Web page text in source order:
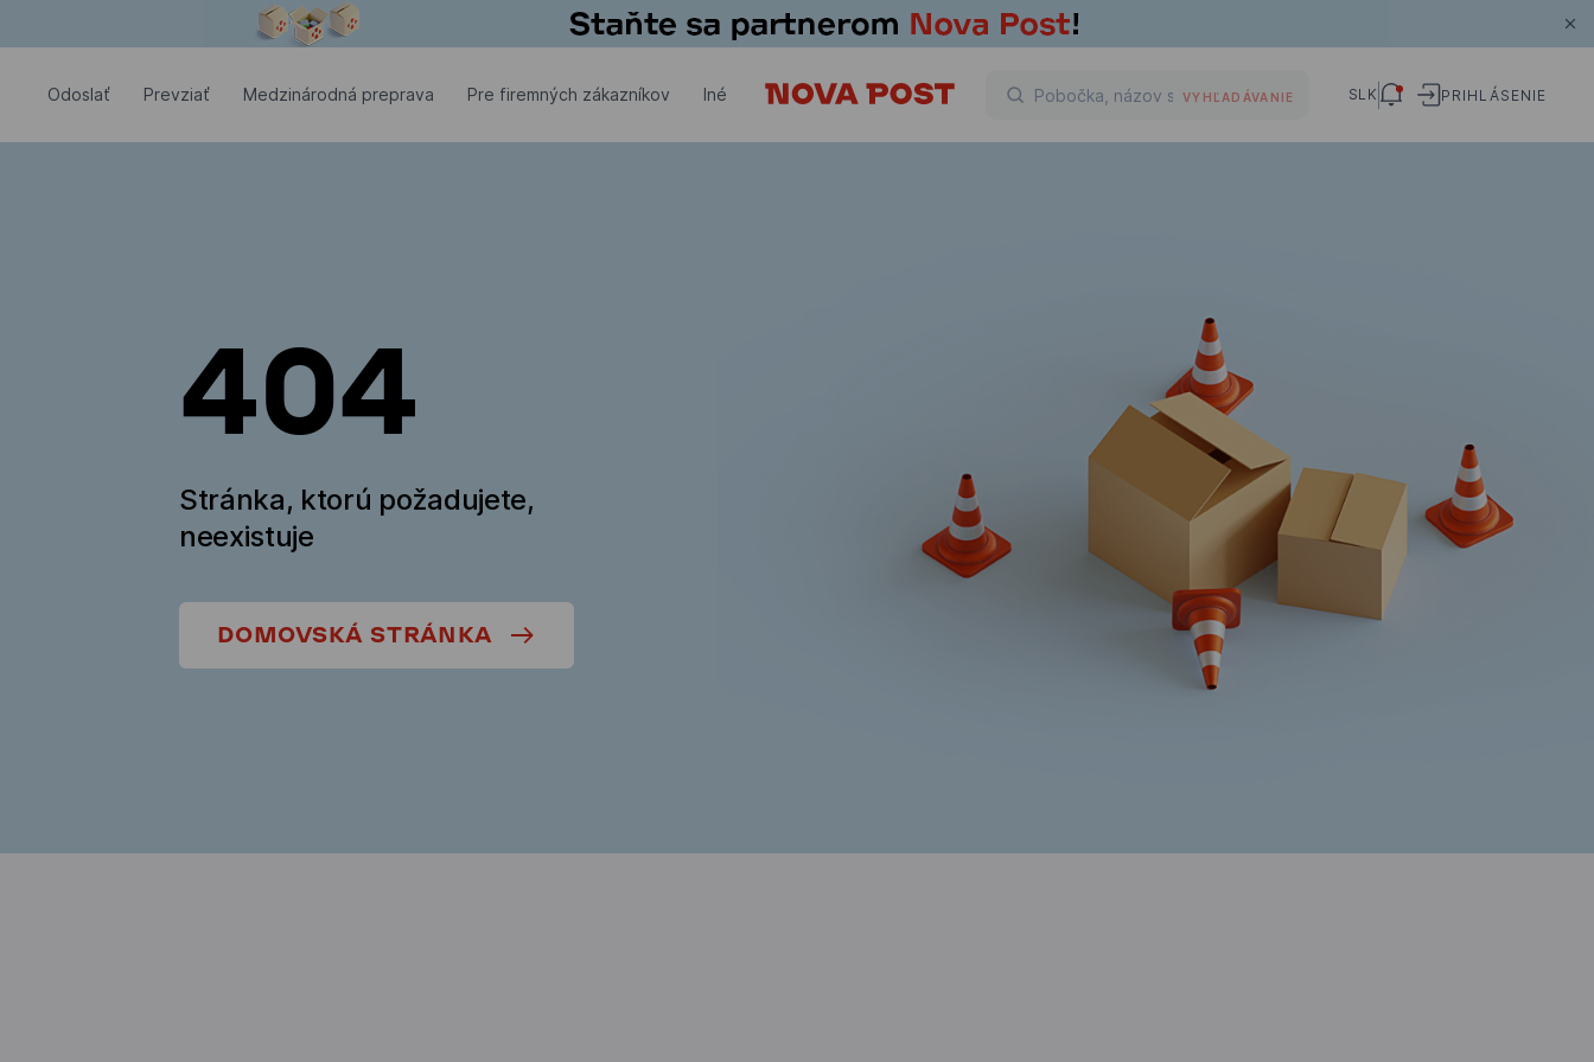
Odoslať Prevziať Medzinárodná preprava Pre firemných zákazníkov Iné VYHĽADÁVANIE SLK PRIHLÁSENIE
404
Stránka, ktorú požadujete,
neexistuje
DOMOVSKÁ STRÁNKA